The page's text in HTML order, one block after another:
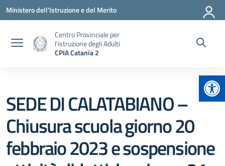
Vai ai contenuti
Vai al menu di navigazione
Vai al footer
Ministero dell'Istruzione e del Merito
Centro Provinciale per
l'istruzione degli Adulti
CPIA Catania 2
SEDE DI CALATABIANO –
Chiusura scuola giorno 20
febbraio 2023 e sospensione